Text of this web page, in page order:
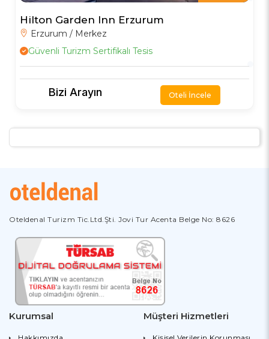
Hilton Garden Inn Erzurum
Erzurum / Merkez
Güvenli Turizm Sertifikalı Tesis
Bizi Arayın Oteli İncele
Oteldenal Turizm Tic.Ltd.Şti. Jovi Tur Acenta Belge No: 8626
Kurumsal Müşteri Hizmetleri